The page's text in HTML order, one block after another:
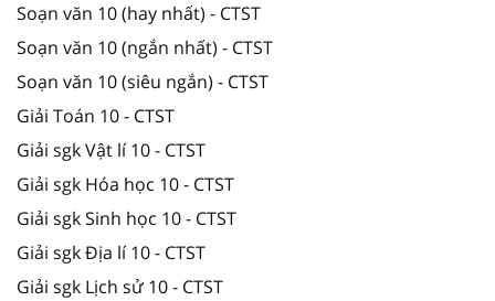
Soạn văn 10 (hay nhất) - CTST
Soạn văn 10 (ngắn nhất) - CTST
Soạn văn 10 (siêu ngắn) - CTST
Giải Toán 10 - CTST
Giải sgk Vật lí 10 - CTST
Giải sgk Hóa học 10 - CTST
Giải sgk Sinh học 10 - CTST
Giải sgk Địa lí 10 - CTST
Giải sgk Lịch sử 10 - CTST